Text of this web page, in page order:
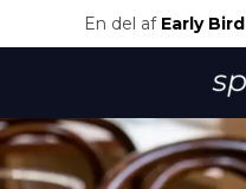
En del af Early Bird